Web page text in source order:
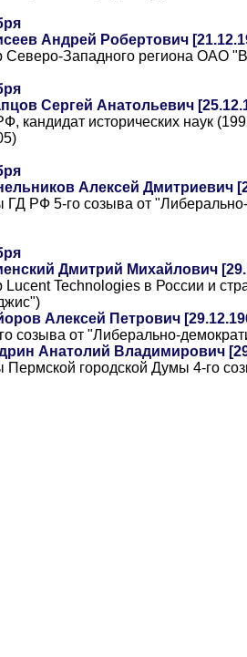
Андрей Робертович
Северо-Западного региона ОАО
Сергей Анатольевич
кандидат исторических наук
Алексей Дмитриевич
ГД РФ 5-го созыва от
Дмитрий Михайлович
Lucent Technologies в России и
Алексей Петрович
созыва от "Либерально-
Анатолий Владимирович
Пермской городской Думы 4-го